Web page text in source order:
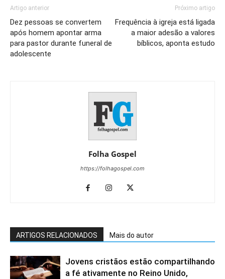
Artigo anterior
Dez pessoas se convertem
após homem apontar arma
para pastor durante funeral de
adolescente
Próximo artigo
Frequência à igreja está ligada
a maior adesão a valores
bíblicos, aponta estudo
Folha Gospel
https://folhagospel.com
ARTIGOS RELACIONADOS Mais do autor
Jovens cristãos estão compartilhando
a fé ativamente no Reino Unido,